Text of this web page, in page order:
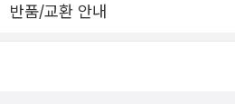
학년별 구성으로 된 독해서의 경우, 지
독해력은 A와 B단계가 말 그대로 단계
반품/교환 안내